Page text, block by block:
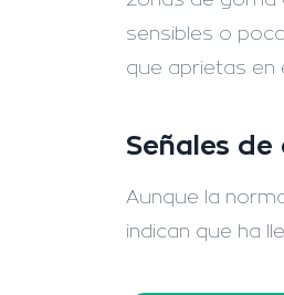
sensibles o
que aprietas en
Señales
Aunque la
indican que ha